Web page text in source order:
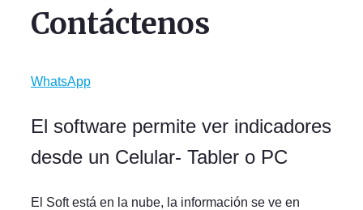
Contáctenos
WhatsApp
El software permite ver indicadores
desde un Celular- Tabler o PC
El Soft está en la nube, la información se ve en